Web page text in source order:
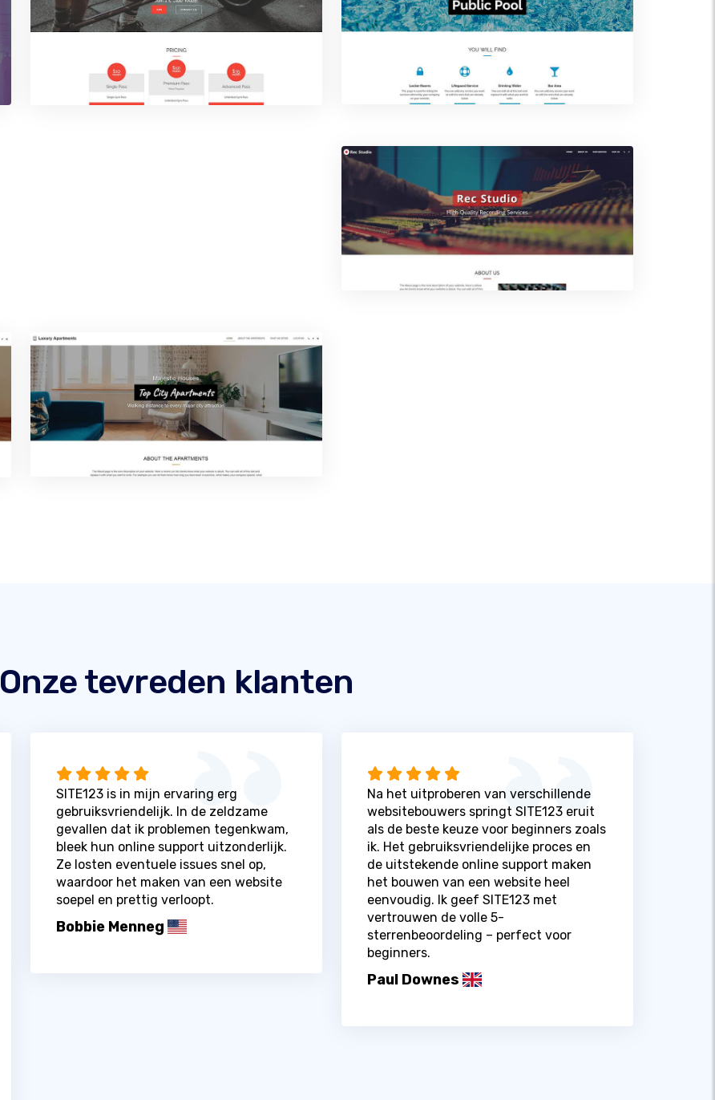
Onze tevreden klanten
SITE123 is in mijn ervaring erg
gebruiksvriendelijk. In de zeldzame
gevallen dat ik problemen tegenkwam,
bleek hun online support uitzonderlijk.
Ze losten eventuele issues snel op,
waardoor het maken van een website
soepel en prettig verloopt.
Bobbie Menneg
Na het uitproberen van verschillende
websitebouwers springt SITE123 eruit
als de beste keuze voor beginners zoals
ik. Het gebruiksvriendelijke proces en
de uitstekende online support maken
het bouwen van een website heel
eenvoudig. Ik geef SITE123 met
vertrouwen de volle 5-
sterrenbeoordeling – perfect voor
beginners.
Paul Downes